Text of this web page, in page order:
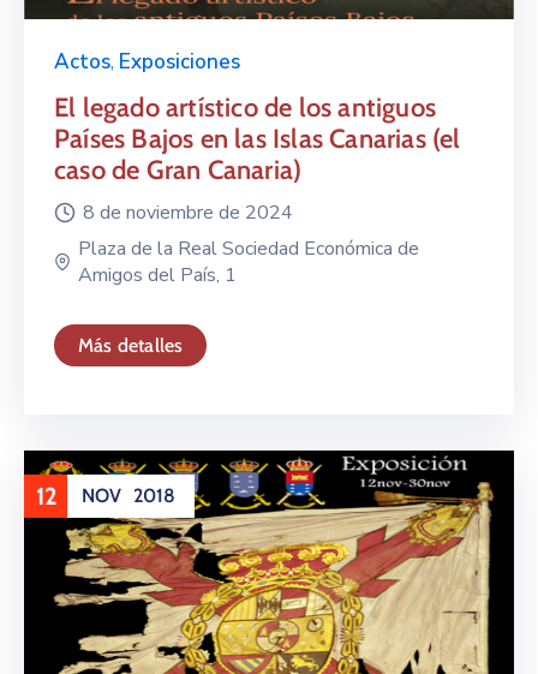
Actos, Exposiciones
El legado artístico de los antiguos
Países Bajos en las Islas Canarias (el
caso de Gran Canaria)
8 de noviembre de 2024
Plaza de la Real Sociedad Económica de
Amigos del País, 1
Más detalles
12 NOV 2018